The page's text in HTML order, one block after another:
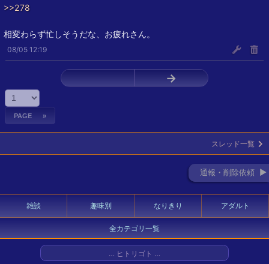
>>278
相変わらず忙しそうだな、お疲れさん。
08/05 12:19
→
スレッド一覧
通報・削除依頼 ►
雑談 趣味別 なりきり アダルト
全カテゴリ一覧
… ヒトリゴト …